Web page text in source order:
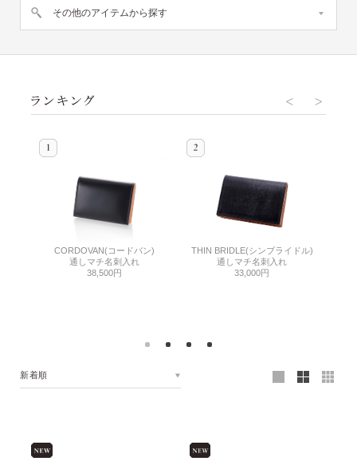
その他のアイテムから探す
CORDOVAN(コードバン)
通しマチ名刺入れ
38,500円
THIN BRIDLE(シンブライドル)
通しマチ名刺入れ
33,000円
新着順